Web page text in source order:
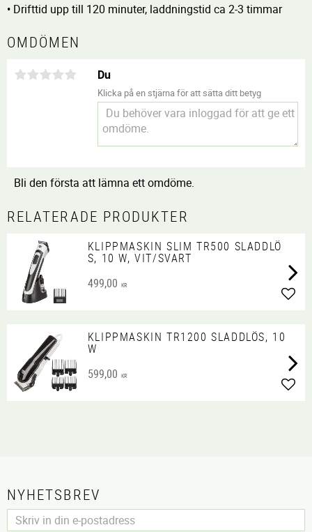
• Drifttid upp till 120 minuter, laddningstid ca 2-3 timmar
OMDÖMEN
Du
Klicka på en stjärna för att sätta ditt betyg
Bli den första att lämna ett omdöme.
RELATERADE PRODUKTER
KLIPPMASKIN SLIM TR500 SLADDLÖ
S, 10 W, VIT/SVART
499,00 KR
KLIPPMASKIN TR1200 SLADDLÖS, 10
W
599,00 KR
NYHETSBREV